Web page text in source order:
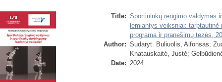
Title: Sportininkų rengimo valdymas
lemiantys veiksniai:
programa ir pranešimų tezės,
Author: Sudaryt. Buliuolis, Alfonsas;
Knatauskaitė, Justė;
Date: 2024